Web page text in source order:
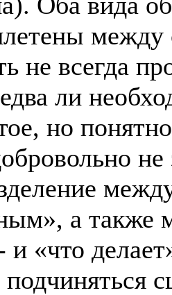
между
не всегда
ли
но
а также
и «что